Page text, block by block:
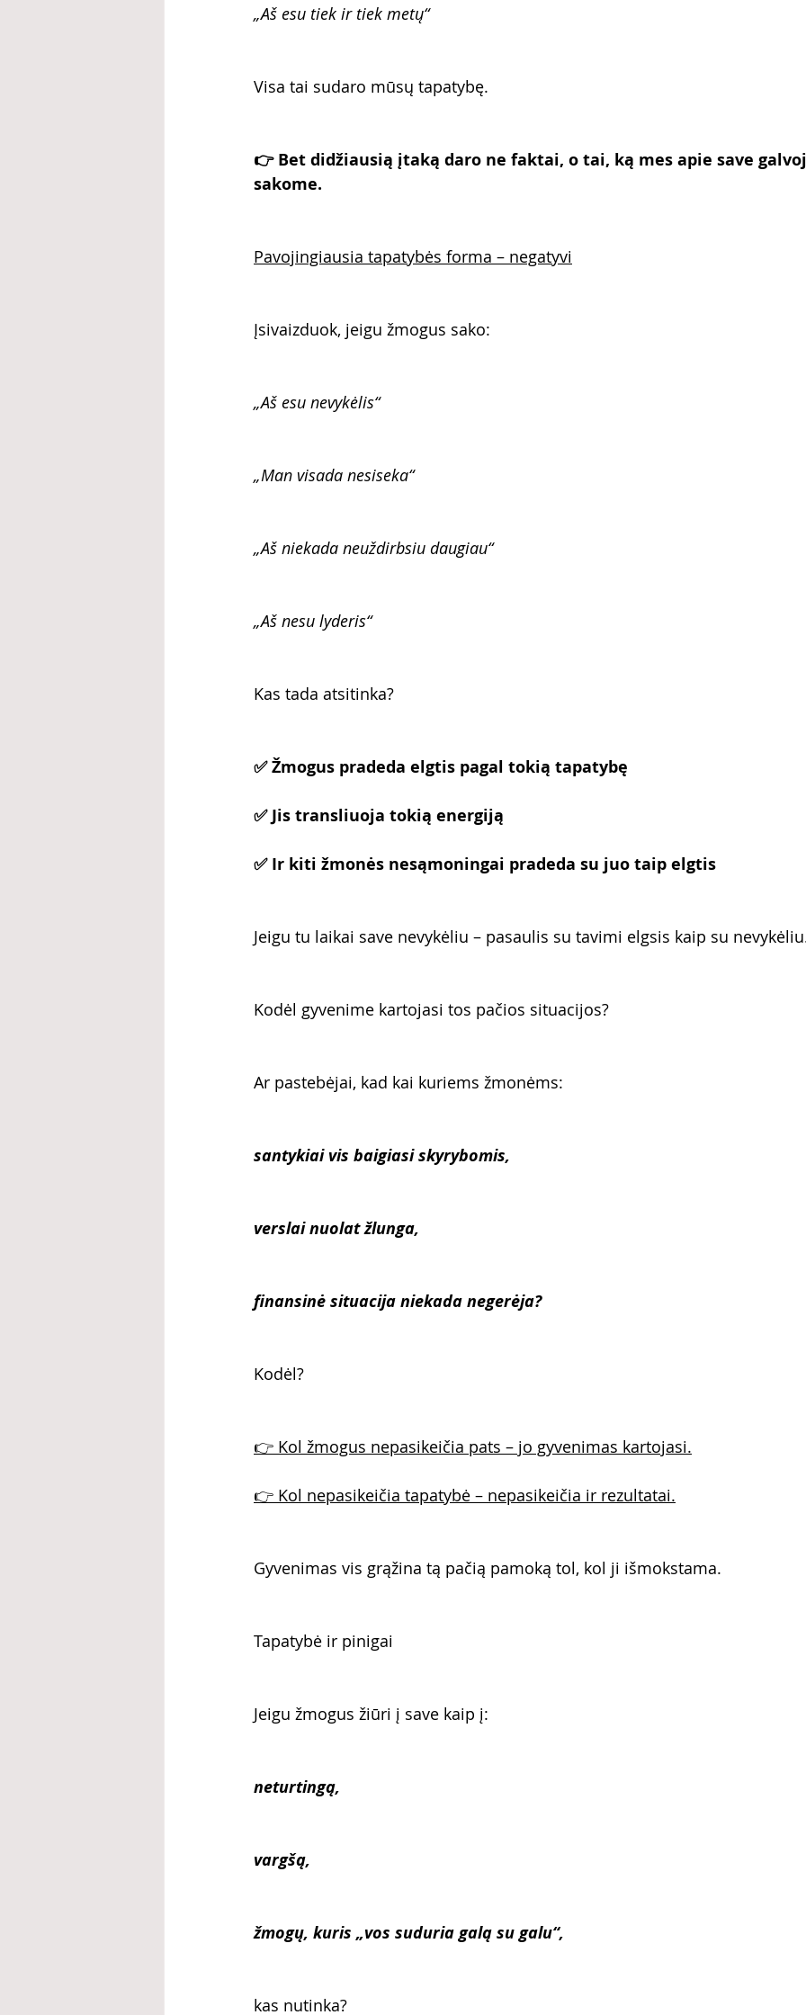
„Aš esu tiek ir tiek metų“
Visa tai sudaro mūsų tapatybę.
👉 Bet didžiausią įtaką daro ne faktai, o tai, ką mes apie save
sakome.
Pavojingiausia tapatybės forma – negatyvi
Įsivaizduok, jeigu žmogus sako:
„Aš esu nevykėlis“
„Man visada nesiseka“
„Aš niekada neuždirbsiu daugiau“
„Aš nesu lyderis“
Kas tada atsitinka?
✅ Žmogus pradeda elgtis pagal tokią tapatybę
✅ Jis transliuoja tokią energiją
✅ Ir kiti žmonės nesąmoningai pradeda su juo taip elgtis
Jeigu tu laikai save nevykėliu – pasaulis su tavimi elgsis kaip su
Kodėl gyvenime kartojasi tos pačios situacijos?
Ar pastebėjai, kad kai kuriems žmonėms:
santykiai vis baigiasi skyrybomis,
verslai nuolat žlunga,
finansinė situacija niekada negerėja?
Kodėl?
👉 Kol žmogus nepasikeičia pats – jo gyvenimas kartojasi.
👉 Kol nepasikeičia tapatybė – nepasikeičia ir rezultatai.
Gyvenimas vis grąžina tą pačią pamoką tol, kol ji išmokstama.
Tapatybė ir pinigai
Jeigu žmogus žiūri į save kaip į:
neturtingą,
vargšą,
žmogų, kuris „vos suduria galą su galu“,
kas nutinka?